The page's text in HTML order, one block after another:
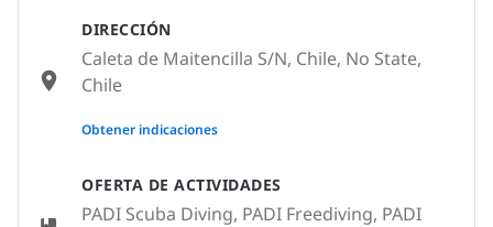
OFERTA DE ACTIVIDADES
PADI Scuba Diving, PADI Freediving, PADI
DIRECCIÓN
Caleta de Maitencilla S/N, Chile, No State,
Chile
None
Obtener indicaciones